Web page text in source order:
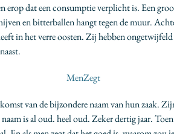
erop dat een consumptie verplicht is. Een
en bitterballen hangt tegen de muur.
in het verre oosten. Zij hebben
van de bijzondere naam van hun zaak.
is al oud. heel oud. Zeker dertig jaar.